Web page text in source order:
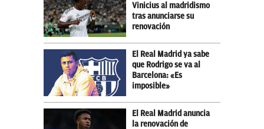
Vinicius al madridismo
tras anunciarse su
renovación
El Real Madrid ya sabe
que Rodrigo se va al
Barcelona: «Es
imposible»
El Real Madrid anuncia
la renovación de